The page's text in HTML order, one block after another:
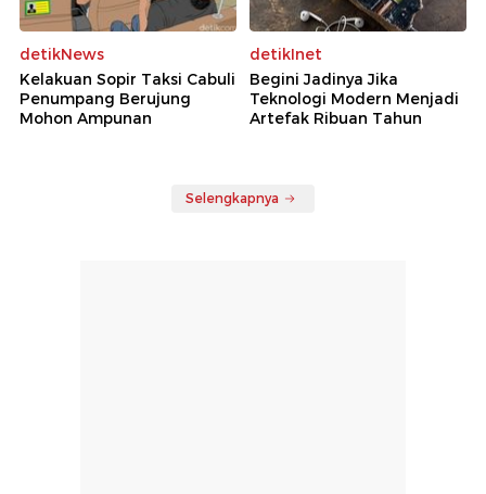
detikNews
Kelakuan Sopir Taksi Cabuli
Penumpang Berujung
Mohon Ampunan
detikInet
Begini Jadinya Jika
Teknologi Modern Menjadi
Artefak Ribuan Tahun
Selengkapnya